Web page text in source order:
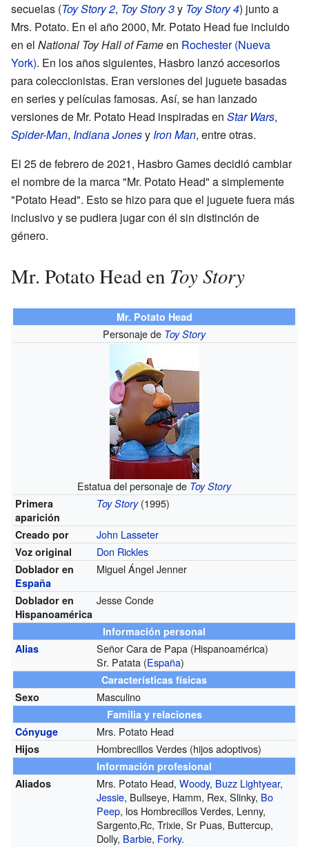
secuelas (Toy Story 2, Toy Story 3y Toy Story 4) junto a
Mrs. Potato. En el año 2000, Mr. Potato Head fue incluido
en el National Toy Hall of Fameen Rochester (Nueva
York). En los años siguientes, Hasbro lanzó accesorios
para coleccionistas. Eran versiones del juguete basadas
en series y películas famosas. Así, se han lanzado
versiones de Mr. Potato Head inspiradas en Star Wars,
Spider-Man, Indiana JonesyIron Man, entre otras.
El 25 de febrero de 2021, Hasbro Games decidió cambiar
el nombre de la marca "Mr. Potato Head" a simplemente
"Potato Head". Esto se hizo para que el juguete fuera más
inclusivo y se pudiera jugar con él sin distinción de
género.
Mr. Potato Head en Toy Story
Mr. Potato Head
Personaje de Toy Story
Estatua del personaje de Toy Story
Primera
aparición
Toy Story(1995)
Creado por John Lasseter
Voz original Don Rickles
Doblador en
España
Miguel Ángel Jenner
Doblador en
Hispanoamérica
Jesse Conde
Información personal
Alias
Señor Cara de Papa (Hispanoamérica)
Sr. Patata (España)
Características físicas
Sexo
Masculino
Familia y relaciones
Cónyuge
Mrs. Potato Head
Hijos Hombrecillos Verdes (hijos adoptivos)
Información profesional
Aliados
Mrs. Potato Head,Woody, Buzz Lightyear,
Jessie, Bullseye, Hamm, Rex, Slinky, Bo
Peep, los Hombrecillos Verdes, Lenny,
Sargento,Rc, Trixie, Sr Puas, Buttercup,
Dolly, Barbie, Forky.